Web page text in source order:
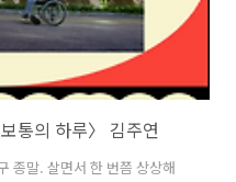
통의 하루〉 김주연
종말. 살면서 한 번쯤 상상해